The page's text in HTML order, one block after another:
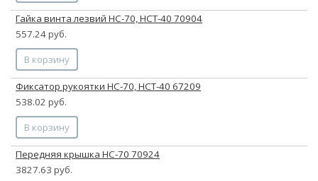
Гайка винта лезвий НС-70, НСТ-40 70904
557.24 руб.
В корзину
Фиксатор рукоятки НС-70, НСТ-40 67209
538.02 руб.
В корзину
Передняя крышка НС-70 70924
3827.63 руб.